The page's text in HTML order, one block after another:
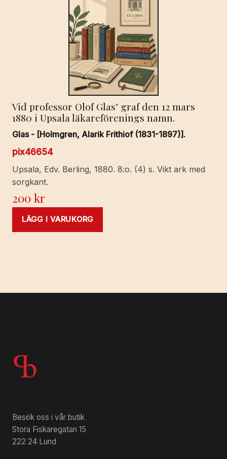
Vid professor Olof Glas’ graf den 12 mars
1880 i Upsala läkareförenings namn.
Glas - [Holmgren, Alarik Frithiof (1831-1897)].
pix46654
Upsala, Edv. Berling, 1880. 8:o. (4) s. Vikt ark med
sorgkant.
200kr
LÄGG I VARUKORG
Besök oss i vår butik
Stora Fiskaregatan 15
222 24 Lund